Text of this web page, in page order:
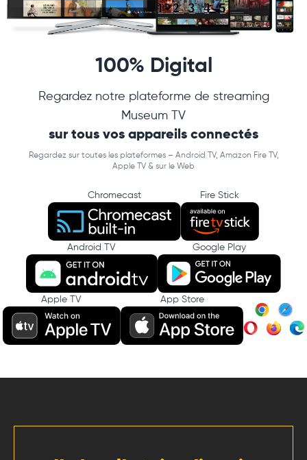
100% Digital
Regardez notre plateforme de streaming
Museum TV
sur tous vos appareils connectés
Regardez sur toutes les plateformes – Android TV, Amazon Fire TV,
Apple TV & sur le Web
Chromecast Fire Stick
Android TV Google Play
Apple TV App Store